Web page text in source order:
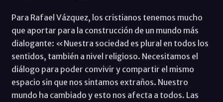
Para Rafael Vázquez, los cristianos tenemos mucho
que aportar para la construcción de un mundo más
dialogante: «Nuestra sociedad es plural en todos los
sentidos, también a nivel religioso. Necesitamos el
diálogo para poder convivir y compartir el mismo
espacio sin que nos sintamos extraños. Nuestro
mundo ha cambiado y esto nos afecta a todos. Las